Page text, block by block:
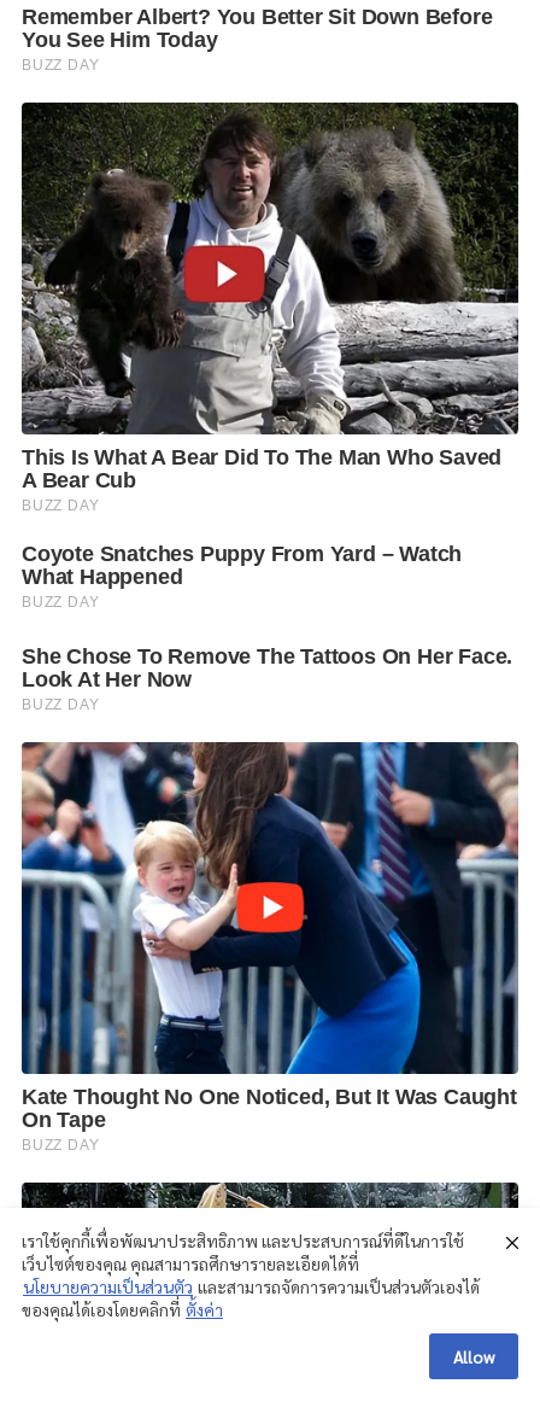
เราใช้คุกกี้เพื่อพัฒนาประสิทธิภาพ และประสบการณ์ที่ดีในการใช้
เว็บไซต์ของคุณ คุณสามารถศึกษารายละเอียดได้ที่
นโยบายความเป็นส่วนตัว และสามารถจัดการความเป็นส่วนตัวเองได้
ของคุณได้เองโดยคลิกที่ ตั้งค่า
Allow